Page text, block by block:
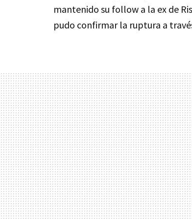
mantenido su follow a la ex de
pudo confirmar la ruptura a